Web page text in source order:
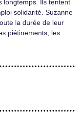
longtemps. Ils tentent
solidarité. Suzanne
la durée de leur
piétinements, les